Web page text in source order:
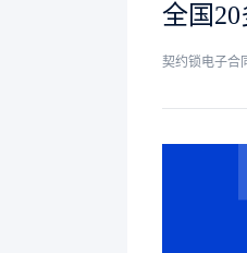
全国
契约锁电子合